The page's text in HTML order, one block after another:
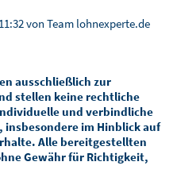
von Team lohnexperte.de
ausschließlich zur
stellen keine rechtliche
und verbindliche
im Hinblick auf
Alle bereitgestellten
Gewähr für Richtigkeit,